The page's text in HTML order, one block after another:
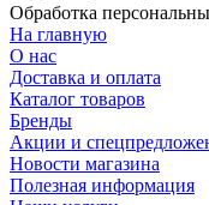
Обработка
На главную
О нас
Доставка и оплата
Каталог товаров
Бренды
Акции и
Новости магазина
Полезная информация